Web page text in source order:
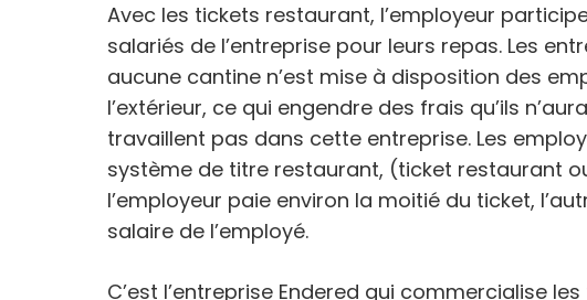
Avec les tickets restaurant, l’employeur
salariés de l’entreprise pour leurs repas. Les
aucune cantine n’est mise à disposition des
l’extérieur, ce qui engendre des frais qu’ils
travaillent pas dans cette entreprise. Les
système de titre restaurant, (ticket restaurant
l’employeur paie environ la moitié du ticket,
salaire de l’employé.
C’est l’entreprise Endered qui commercialise